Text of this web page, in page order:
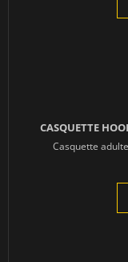
CASQUETTE
Casquette